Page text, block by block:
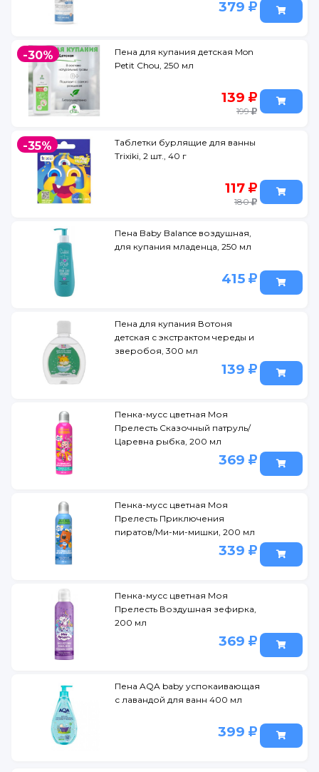
379
-30%
Пена для купания детская Mon
Petit Chou, 250 мл
139
199
-35%
Таблетки бурлящие для ванны
Trixiki, 2 шт., 40 г
117
180
Пена Baby Balance воздушная,
для купания младенца, 250 мл
415
Пена для купания Вотоня
детская с экстрактом череды и
зверобоя, 300 мл
139
Пенка-мусс цветная Моя
Прелесть Сказочный патруль/
Царевна рыбка, 200 мл
369
Пенка-мусс цветная Моя
Прелесть Приключения
пиратов/Ми-ми-мишки, 200 мл
339
Пенка-мусс цветная Моя
Прелесть Воздушная зефирка,
200 мл
369
Пена AQA baby успокаивающая
с лавандой для ванн 400 мл
399